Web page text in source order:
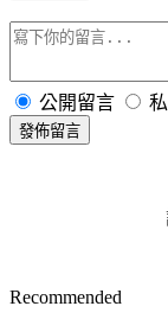
公開留言
發佈留言
Recommended